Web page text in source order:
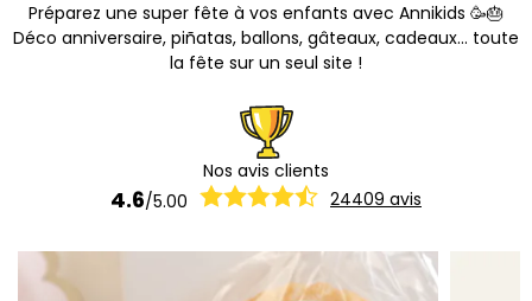
Préparez une super fête à vos enfants avec Annikids 🥳🎂
Déco anniversaire, piñatas, ballons, gâteaux, cadeaux... toute
la fête sur un seul site !
Nos avis clients
4.6/5.00 24409 avis